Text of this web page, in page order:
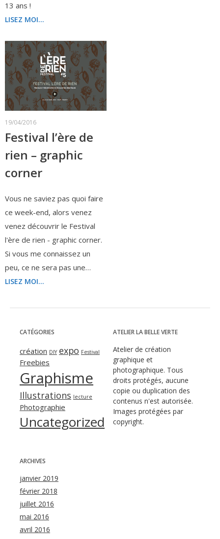
13 ans !
LISEZ MOI...
19/04/2016
Festival l’ère de
rien – graphic
corner
Vous ne saviez pas quoi faire
ce week-end, alors venez
venez découvrir le Festival
l'ère de rien - graphic corner.
Si vous me connaissez un
peu, ce ne sera pas une…
LISEZ MOI...
CATÉGORIES
création DIY expo Festival
Freebies
Graphisme
Illustrations lecture
Photographie
Uncategorized
ATELIER LA BELLE VERTE
Atelier de création
graphique et
photographique. Tous
droits protégés, aucune
copie ou duplication des
contenus n'est autorisée.
Images protégées par
copyright.
ARCHIVES
janvier 2019
février 2018
juillet 2016
mai 2016
avril 2016